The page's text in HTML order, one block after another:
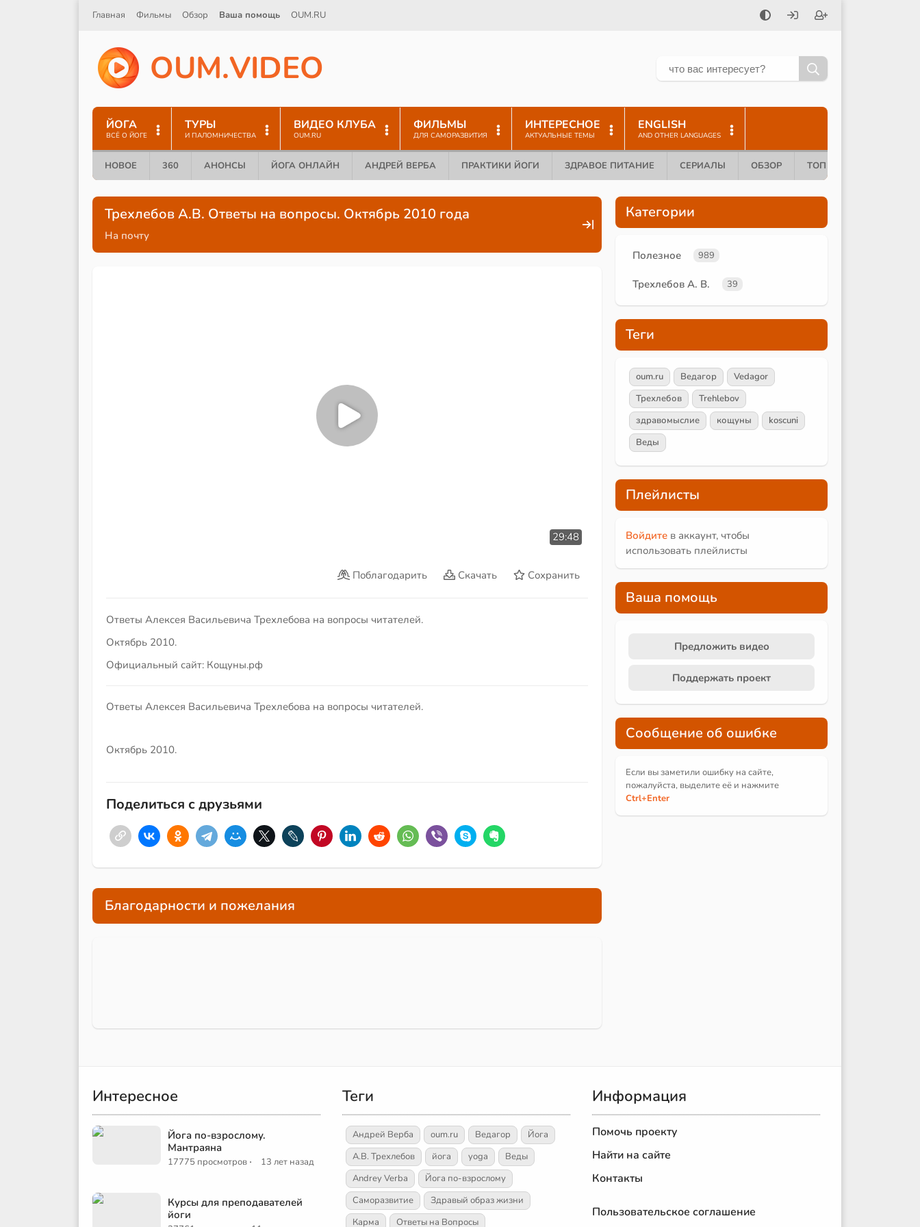
Главная Фильмы Обзор Ваша помощь OUM.RU
OUM.VIDEO
ЙОГА
ВСЁ О ЙОГЕ
ТУРЫ
И ПАЛОМНИЧЕСТВА
ВИДЕО КЛУБА
OUM.RU
ФИЛЬМЫ
ДЛЯ САМОРАЗВИТИЯ
ИНТЕРЕСНОЕ
АКТУАЛЬНЫЕ ТЕМЫ
ENGLISH
AND OTHER LANGUAGES
НОВОЕ 360 АНОНСЫ ЙОГА ОНЛАЙН АНДРЕЙ ВЕРБА ПРАКТИКИ ЙОГИ ЗДРАВОЕ ПИТАНИЕ СЕРИАЛЫ ОБЗОР ТОП 10
Трехлебов А.В. Ответы на вопросы. Октябрь 2010 года
На почту
29:48
Поблагодарить Скачать Сохранить
Ответы Алексея Васильевича Трехлебова на вопросы читателей.
Октябрь 2010.
Официальный сайт: Кощуны.рф
Ответы Алексея Васильевича Трехлебова на вопросы читателей.
Октябрь 2010.
Поделиться с друзьями
Благодарности и пожелания
Категории
Полезное 989
Трехлебов А. В. 39
Теги
oum.ru Ведагор
Vedagor
Трехлебов
Trehlebov
здравомыслие
кощуны
koscuni
Веды
Плейлисты
Войдите в аккаунт, чтобы
использовать плейлисты
Ваша помощь
Предложить видео
Поддержать проект
Сообщение об ошибке
Если вы заметили ошибку на сайте,
пожалуйста, выделите её и нажмите
Ctrl+Enter
Интересное
Йога по-взрослому.
Мантраяна
17775 просмотров · 13 лет назад
Курсы для преподавателей
йоги
Теги
Андрей Верба oum.ru Ведагор
Йога
А.В. Трехлебов
йога yoga
Веды
Andrey Verba
Йога по-взрослому
Саморазвитие
Здравый образ жизни
Карма
Ответы на Вопросы
Информация
Помочь проекту
Найти на сайте
Контакты
Пользовательское соглашение